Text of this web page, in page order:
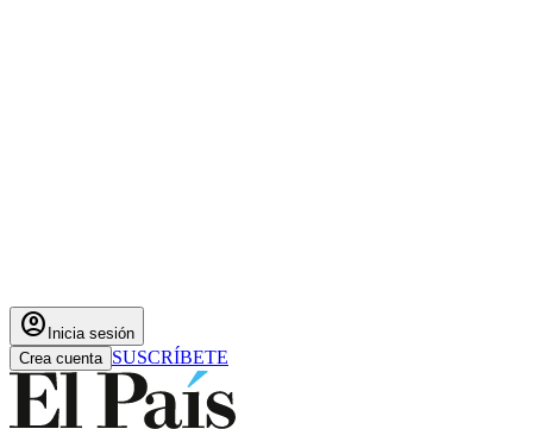
account_circle Inicia sesión
Crea cuenta SUSCRÍBETE